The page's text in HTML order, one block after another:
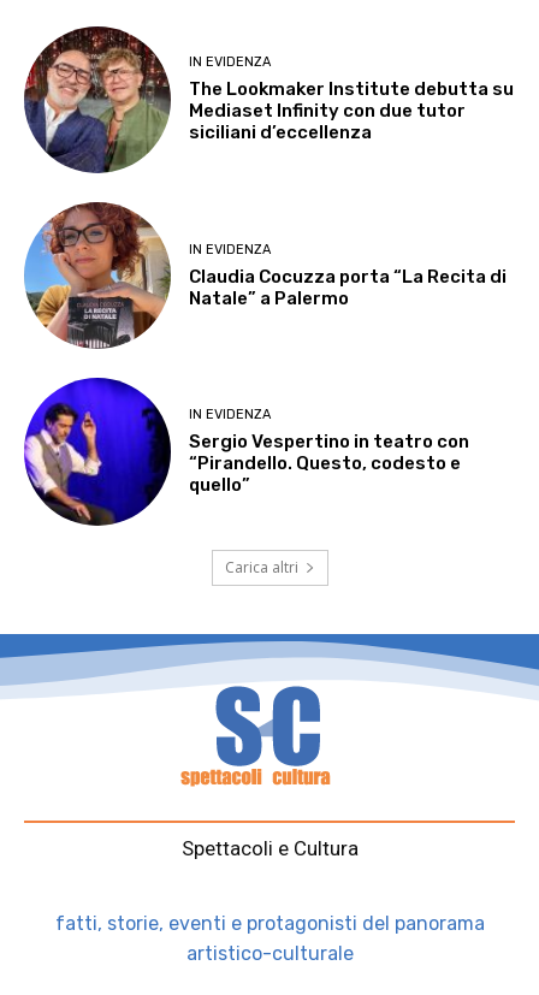
IN EVIDENZA
The Lookmaker Institute debutta su
Mediaset Infinity con due tutor
siciliani d’eccellenza
IN EVIDENZA
Claudia Cocuzza porta “La Recita di
Natale” a Palermo
IN EVIDENZA
Sergio Vespertino in teatro con
“Pirandello. Questo, codesto e
quello”
Carica altri
Spettacoli e Cultura
fatti, storie, eventi e protagonisti del panorama
artistico-culturale